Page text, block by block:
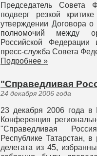
Председатель Совета
подверг резкой
утверждении Договора о
полномочий между
Российской
пресс-служба Совета
Подробнее »
"Справедливая
24 декабря 2006 года
23 декабря 2006 года в
Конференция
"Справедливая
Республике Татарстан,
делегата из 45,